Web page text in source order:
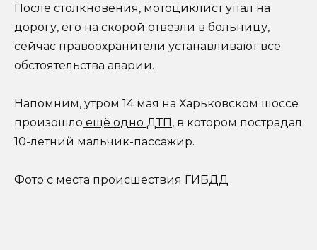
После столкновения, мотоциклист упал на
дорогу, его на скорой отвезли в больницу,
сейчас правоохранители устанавливают все
обстоятельства аварии.
Напомним, утром 14 мая на Харьковском шоссе
произошло ещё одно ДТП , в котором пострадал
10-летний мальчик-пассажир.
Фото с места происшествия ГИБДД